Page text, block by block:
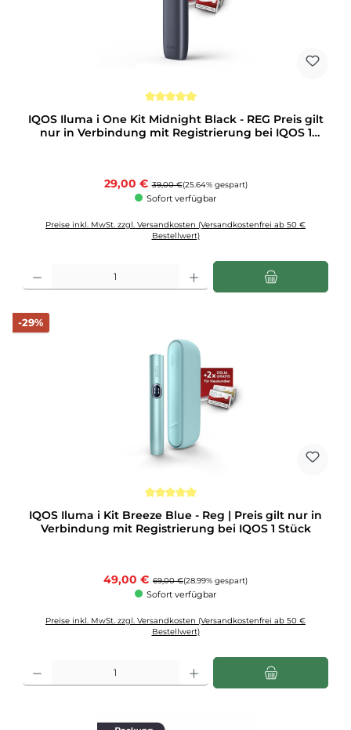
IQOS Iluma i One Kit Midnight Black - REG Preis gilt
nur in Verbindung mit Registrierung bei IQOS 1
Verkaufspreis:
29,00 € Regulärer Preis:
39,00 €(25.64% gespart)
Sofort verfügbar
Preise inkl. MwSt. zzgl. Versandkosten (Versandkostenfrei ab 50 €
Bestellwert)
Produkt Anzahl: Gib den gewünschten Wert ein oder benutze die Schaltflächen
-29%Rabatt
IQOS Iluma i Kit Breeze Blue - Reg | Preis gilt nur in
Verbindung mit Registrierung bei IQOS 1 Stück
Verkaufspreis:
49,00 € Regulärer Preis:
69,00 €(28.99% gespart)
Sofort verfügbar
Preise inkl. MwSt. zzgl. Versandkosten (Versandkostenfrei ab 50 €
Bestellwert)
Produkt Anzahl: Gib den gewünschten Wert ein oder benutze die Schaltflächen